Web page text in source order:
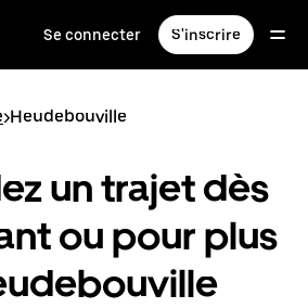
Se connecter S'inscrire
>Heudebouville
un trajet dès
ou pour plus